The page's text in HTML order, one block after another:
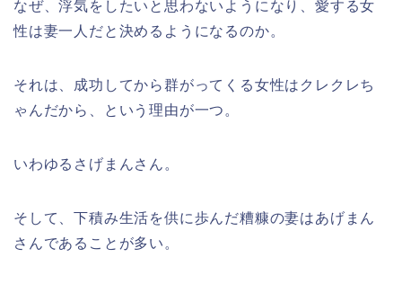
なぜ、浮気をしたいと思わないようになり、愛する女
性は妻一人だと決めるようになるのか。
それは、成功してから群がってくる女性はクレクレち
ゃんだから、という理由が一つ。
いわゆるさげまんさん。
そして、下積み生活を供に歩んだ糟糠の妻はあげまん
さんであることが多い。